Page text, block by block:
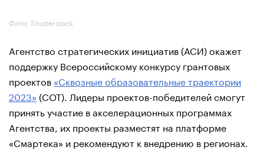
Фото: Shutterstock
Агентство стратегических инициатив (АСИ) окажет
поддержку Всероссийскому конкурсу грантовых
проектов «Сквозные образовательные траектории
2023» (СОТ). Лидеры проектов-победителей смогут
принять участие в акселерационных программах
Агентства, их проекты разместят на платформе
«Смартека» и рекомендуют к внедрению в регионах.